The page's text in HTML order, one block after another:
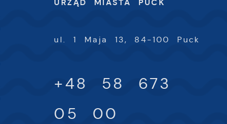
URZĄD MIASTA PUCK
ul. 1 Maja 13, 84-100 Puck
+48 58 673
05 00